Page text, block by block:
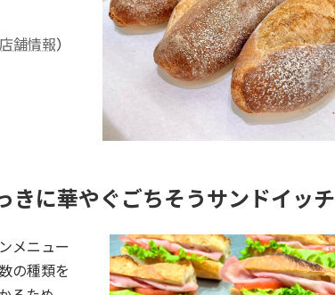
舗情報）
きに華やぐごちそうサンドイッチ
メニュー
の種類を